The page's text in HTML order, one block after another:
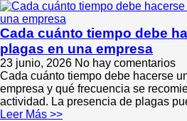
Cada cuánto tiempo debe
plagas en una empresa
23 junio, 2026 No hay comentarios
Cada cuánto tiempo debe hacerse
empresa y qué frecuencia se
actividad. La presencia de plagas
Leer Más >>